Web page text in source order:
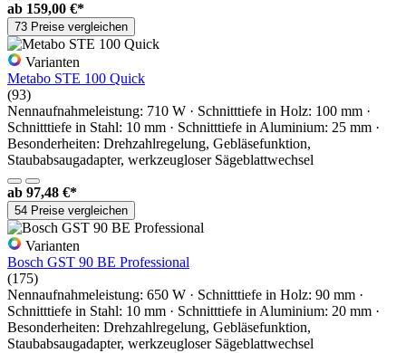
ab 159,00 €*
73 Preise vergleichen
Varianten
Metabo STE 100 Quick
(93)
Nennaufnahmeleistung: 710 W · Schnitttiefe in Holz: 100 mm ·
Schnitttiefe in Stahl: 10 mm · Schnitttiefe in Aluminium: 25 mm ·
Besonderheiten: Drehzahlregelung, Gebläsefunktion,
Staubabsaugadapter, werkzeugloser Sägeblattwechsel
ab 97,48 €*
54 Preise vergleichen
Varianten
Bosch GST 90 BE Professional
(175)
Nennaufnahmeleistung: 650 W · Schnitttiefe in Holz: 90 mm ·
Schnitttiefe in Stahl: 10 mm · Schnitttiefe in Aluminium: 20 mm ·
Besonderheiten: Drehzahlregelung, Gebläsefunktion,
Staubabsaugadapter, werkzeugloser Sägeblattwechsel